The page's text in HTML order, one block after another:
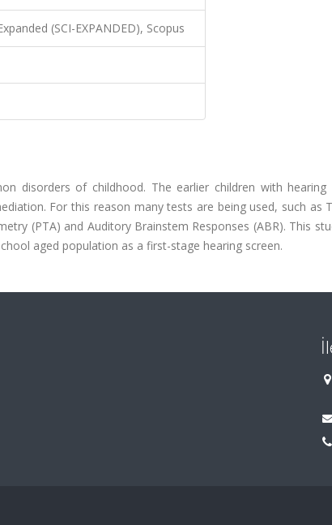
(SCI-EXPANDED), Scopus
disorders of childhood. The earlier children with hearing
For this reason many tests are being used, such as
(PTA) and Auditory Brainstem Responses (ABR). This
aged population as a first-stage hearing screen.